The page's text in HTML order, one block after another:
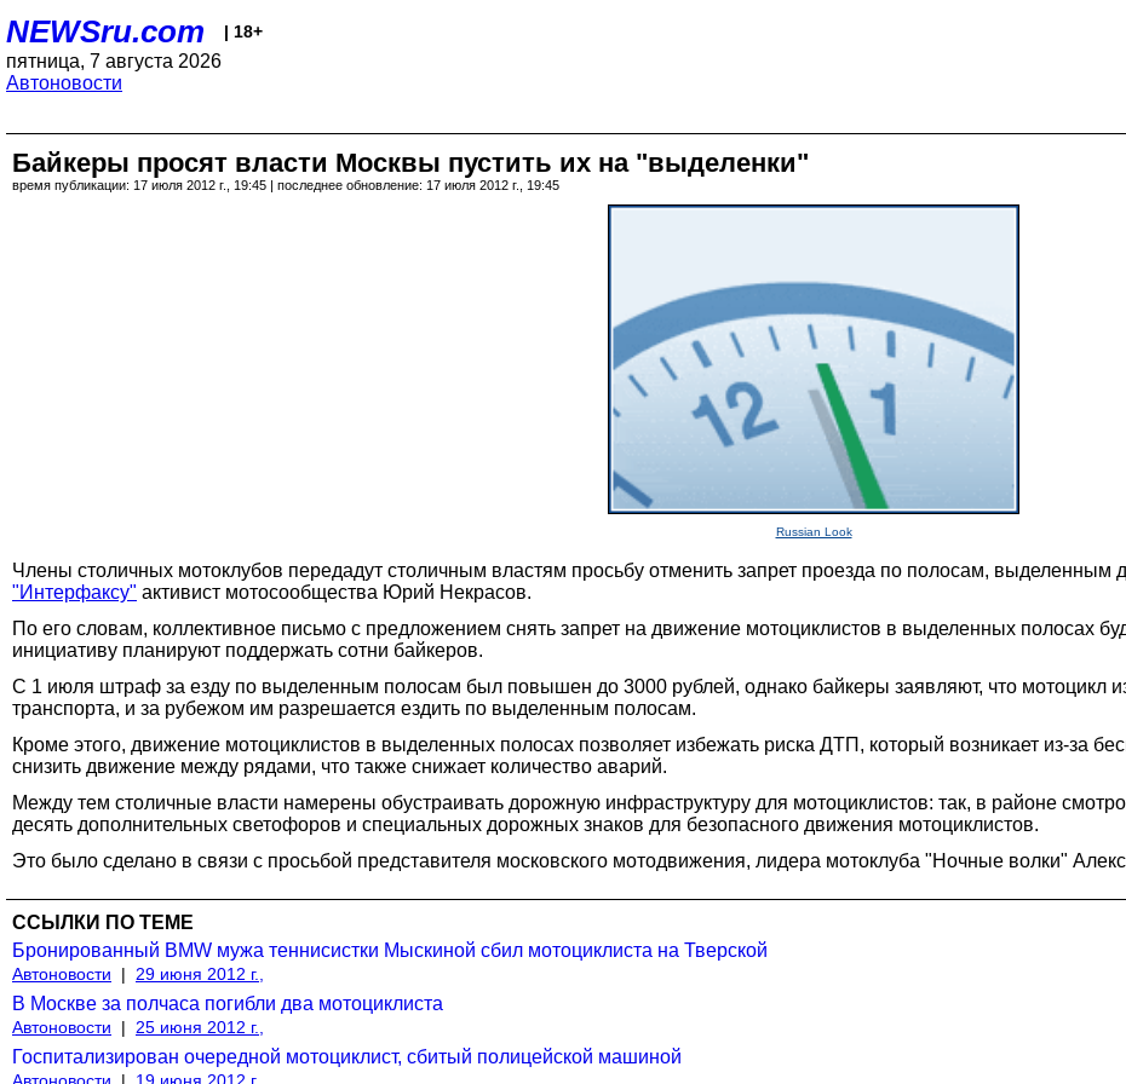
NEWSru.com | 18+
пятница, 7 августа 2026
Автоновости
Байкеры просят власти Москвы пустить их на "выделенки"
время публикации: 17 июля 2012 г., 19:45 | последнее обновление: 17 июля 2012 г., 19:45
Russian Look
Члены столичных мотоклубов передадут столичным властям просьбу отменить запрет проезда по полосам, выделенным
"Интерфаксу" активист мотосообщества Юрий Некрасов.
По его словам, коллективное письмо с предложением снять запрет на движение мотоциклистов в выделенных полосах
инициативу планируют поддержать сотни байкеров.
С 1 июля штраф за езду по выделенным полосам был повышен до 3000 рублей, однако байкеры заявляют, что мотоцикл
транспорта, и за рубежом им разрешается ездить по выделенным полосам.
Кроме этого, движение мотоциклистов в выделенных полосах позволяет избежать риска ДТП, который возникает из-за
снизить движение между рядами, что также снижает количество аварий.
Между тем столичные власти намерены обустраивать дорожную инфраструктуру для мотоциклистов: так, в районе
десять дополнительных светофоров и специальных дорожных знаков для безопасного движения мотоциклистов.
Это было сделано в связи с просьбой представителя московского мотодвижения, лидера мотоклуба "Ночные волки"
ССЫЛКИ ПО ТЕМЕ
Бронированный BMW мужа теннисистки Мыскиной сбил мотоциклиста на Тверской
Автоновости | 29 июня 2012 г.,
В Москве за полчаса погибли два мотоциклиста
Автоновости | 25 июня 2012 г.,
Госпитализирован очередной мотоциклист, сбитый полицейской машиной
Автоновости | 19 июня 2012 г.,